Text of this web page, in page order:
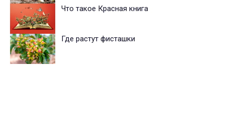
Что такое Красная книга
Где растут фисташки